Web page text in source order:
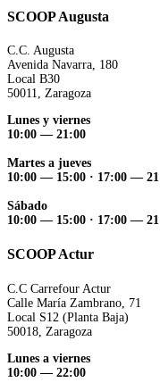
SCOOP Augusta
C.C. Augusta
Avenida Navarra, 180
Local B30
50011, Zaragoza
Lunes y viernes
10:00 — 21:00
Martes a jueves
10:00 — 15:00 · 17:00 —
Sábado
10:00 — 15:00 · 17:00 —
SCOOP Actur
C.C Carrefour Actur
Calle María Zambrano, 71
Local S12 (Planta Baja)
50018, Zaragoza
Lunes a viernes
10:00 — 22:00